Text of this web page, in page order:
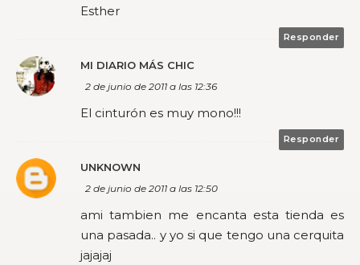
Esther
Responder
MI DIARIO MÁS CHIC
2 de junio de 2011 a las 12:36
El cinturón es muy mono!!!
Responder
UNKNOWN
2 de junio de 2011 a las 12:50
ami tambien me encanta esta tienda es
una pasada.. y yo si que tengo una cerquita
jajajaj